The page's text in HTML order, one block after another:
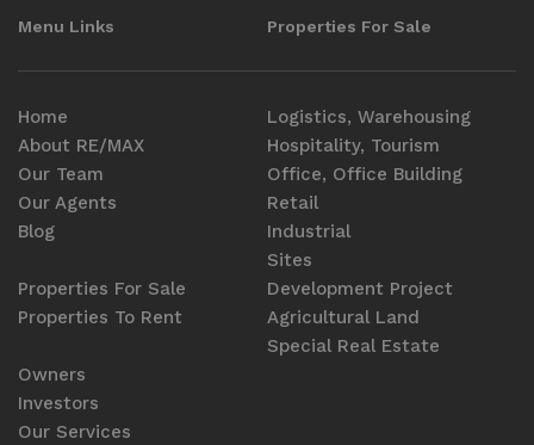
Menu Links
Home
About RE/MAX
Our Team
Our Agents
Blog
Properties For Sale
Properties To Rent
Owners
Investors
Our Services
Properties For Sale
Logistics, Warehousing
Hospitality, Tourism
Office, Office Building
Retail
Industrial
Sites
Development Project
Agricultural Land
Special Real Estate